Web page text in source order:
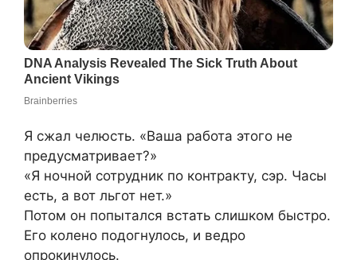
Я сжал челюсть. «Ваша работа этого не
предусматривает?»
«Я ночной сотрудник по контракту, сэр. Часы
есть, а вот льгот нет.»
Потом он попытался встать слишком быстро.
Его колено подогнулось, и ведро
опрокинулось.